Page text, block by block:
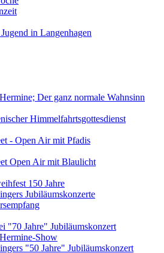
in Langenhagen
Der ganz normale Wahnsinn
Himmelfahrtsgottesdienst
- Open Air mit Pfadis
Open Air mit Blaulicht
150 Jahre
Jubiläumskonzerte
"70 Jahre" Jubiläumskonzert
Show
"50 Jahre" Jubiläumskonzert